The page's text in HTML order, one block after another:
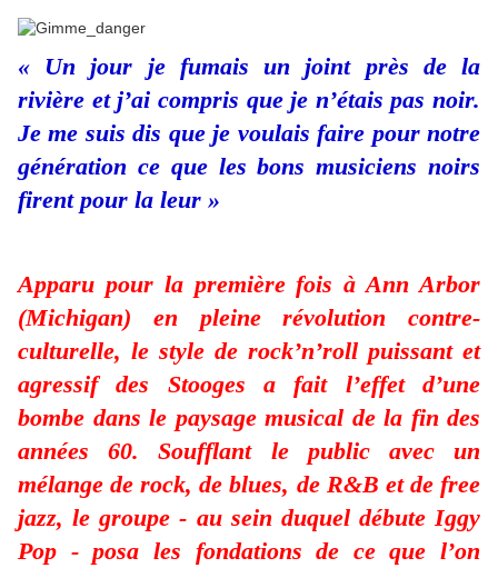
« Un jour je fumais un joint près de la
rivière et j’ai compris que je n’étais pas noir.
Je me suis dis que je voulais faire pour notre
génération ce que les bons musiciens noirs
firent pour la leur »
Apparu pour la première fois à Ann Arbor
(Michigan) en pleine révolution contre-
culturelle, le style de rock’n’roll puissant et
agressif des Stooges a fait l’effet d’une
bombe dans le paysage musical de la fin des
années 60. Soufflant le public avec un
mélange de rock, de blues, de R&B et de free
jazz, le groupe - au sein duquel débute Iggy
Pop - posa les fondations de ce que l’on